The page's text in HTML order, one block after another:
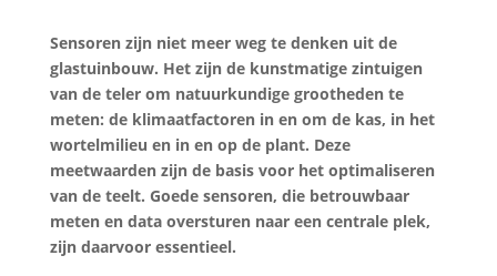
Sensoren zijn niet meer weg te denken uit de
glastuinbouw. Het zijn de kunstmatige zintuigen
van de teler om natuurkundige grootheden te
meten: de klimaatfactoren in en om de kas, in het
wortelmilieu en in en op de plant. Deze
meetwaarden zijn de basis voor het optimaliseren
van de teelt. Goede sensoren, die betrouwbaar
meten en data oversturen naar een centrale plek,
zijn daarvoor essentieel.